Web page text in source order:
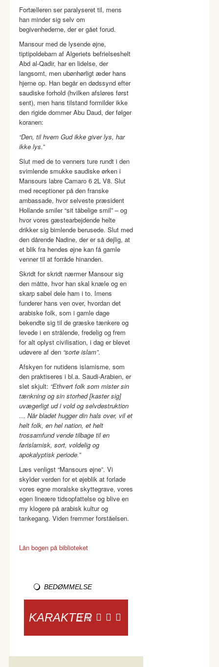
Fortælleren ser paralyseret til, mens
han minder sig selv om
begivenhederne, der er gået forud.
Mansour med de lysende øjne,
tiptipoldebarn af Algeriets befrielseshelt
Abd al-Qadir, har en lidelse, der
langsomt, men ubønhørligt æder hans
hjerne op. Han begår en dødssynd efter
saudiske forhold (hvilken afsløres først
sent), men hans tilstand formilder ikke
den rigide dommer Abu Daud, der følger
koranen:
“Den, til hvem Gud ikke giver lys, har
ikke lys.”
Slut med de to venners ture rundt i den
svimlende smukke saudiske ørken i
Mansours labre Camaro 6 2L V8. Slut
med receptioner på den franske
ambassade, hvor selveste præsident
Hollande smiler “sit tåbelige smil” – og
hvor vores gæstearbejdende helte
drikker sig bimlende berusede. Slut med
den dårende Nadine, der er så dejlig, at
et blik fra hendes øjne kan få gamle
venner til at forråde hinanden.
Skridt for skridt nærmer Mansour sig
den måtte, hvor han skal knæle og en
skarp sabel dele ham i to. Imens
funderer hans ven over, hvordan det
arabiske folk, som i gamle dage
bekendte sig til de græske tænkere og
levede i en strålende, fredelig og frem
for alt oplyst civilisation, i dag er blevet
udøvere af den “sorte islam”.
Afskyen for nutidens islamisme, som
den praktiseres i bl.a. Saudi-Arabien, er
slet skjult: “Ethvert folk som mister sin
tænkning og sin storhed [kaster sig]
uvægerligt ud i vold og selvdestruktion
… Når bladet hugger din hals over, vil et
helt folk, en hel nation, et helt
trossamfund vende tilbage til en
førislamisk, sort, voldelig og
apokalyptisk periode.”
Læs venligst “Mansours øjne”. Vi
skylder verden for et øjeblik at forlade
vores egne moralske skyttegrave, vores
egen lineære tidsopfattelse og blive en
my klogere på arabisk kultur og
tankegang. Viden fremmer forståelsen.
Lån bogen på biblioteket
BEDØMMELSE
KARAKTER